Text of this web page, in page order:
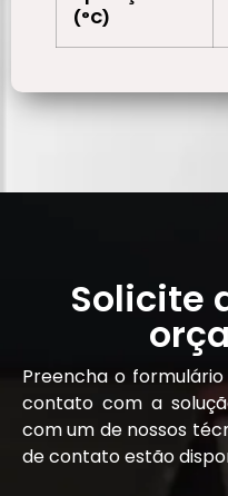
(°C)
Solicite
Preencha o
contato com a
com um de nossos
de contato estão